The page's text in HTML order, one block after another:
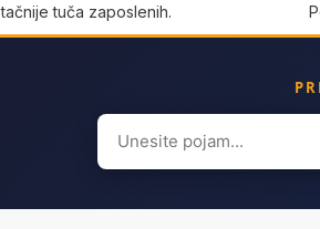
tačnije tuča zaposlenih.
Search
for: